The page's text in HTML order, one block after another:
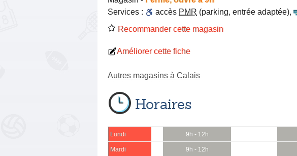
Services :
accès PMR (parking, entrée adaptée),
Recommander cette magasin
Améliorer cette fiche
Autres magasins à Calais
Horaires
Lundi 9h - 12h
Mardi 9h - 12h